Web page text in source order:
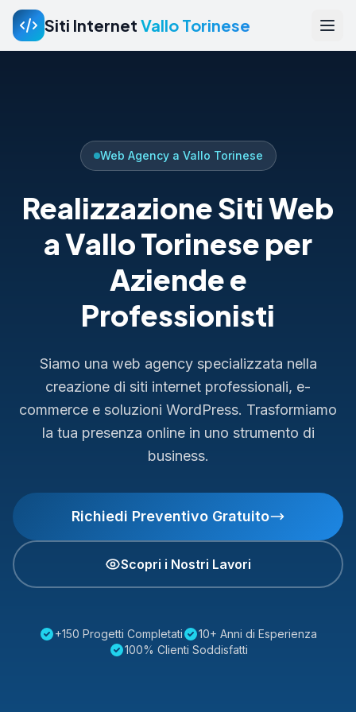
Siti Internet Vallo Torinese
Web Agency a Vallo Torinese
Realizzazione Siti Web
a Vallo Torinese per
Aziende e
Professionisti
Siamo una web agency specializzata nella
creazione di siti internet professionali, e-
commerce e soluzioni WordPress. Trasformiamo
la tua presenza online in uno strumento di
business.
Richiedi Preventivo Gratuito
Scopri i Nostri Lavori
+150 Progetti Completati
10+ Anni di Esperienza
100% Clienti Soddisfatti